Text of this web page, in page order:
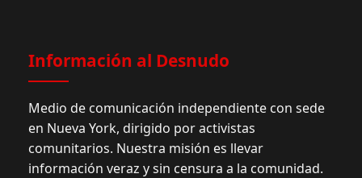
Información al Desnudo
Medio de comunicación independiente con sede
en Nueva York, dirigido por activistas
comunitarios. Nuestra misión es llevar
información veraz y sin censura a la comunidad.